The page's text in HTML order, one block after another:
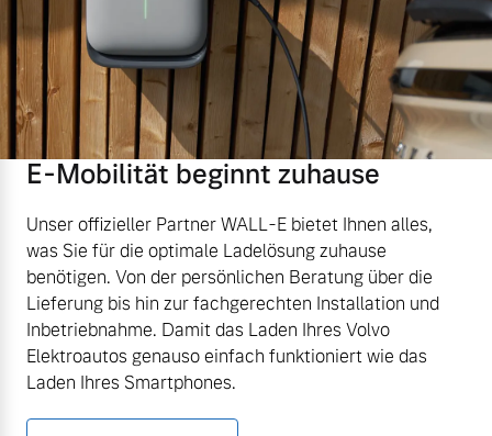
E-Mobilität beginnt zuhause
Unser offizieller Partner WALL-E bietet Ihnen alles,
was Sie für die optimale Ladelösung zuhause
benötigen. Von der persönlichen Beratung über die
Lieferung bis hin zur fachgerechten Installation und
Inbetriebnahme. Damit das Laden Ihres Volvo
Elektroautos genauso einfach funktioniert wie das
Laden Ihres Smartphones.